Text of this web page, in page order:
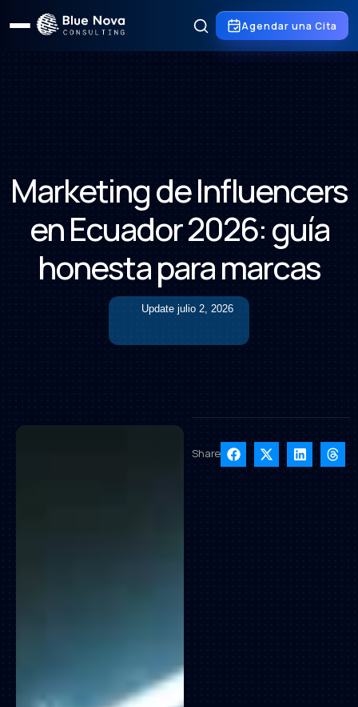
Agendar una Cita
Marketing de Influencers
en Ecuador 2026: guía
honesta para marcas
Update julio 2, 2026
Share